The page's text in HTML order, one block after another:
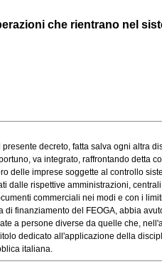
che rientrano nel
decreto, fatta salva ogni altra
va integrato, raffrontando detta
delle imprese soggette al controllo
dalle rispettive amministrazioni,
commerciali nei modi e con i
finanziamento del FEOGA, abbia
a persone diverse da quelle che,
dedicato all'applicazione della
italiana.